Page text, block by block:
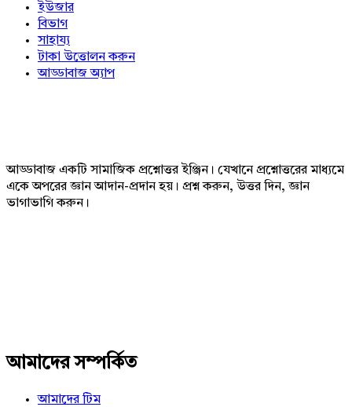
ইউজার
বিভাগ
সাহায্য
টাকা উত্তোলন করুন
আড্ডাবাজ অ্যাপ
আড্ডাবাজ একটি সামাজিক প্রশ্নোত্তর ইঞ্জিন। যেখানে প্রশ্নোত্তরের মাধ্যমে
একে অপরের জ্ঞান আদান-প্রদান হয়। প্রশ্ন করুন, উত্তর দিন, জ্ঞান
ভাগাভাগি করুন।
আমাদের সম্পর্কিত
আমাদের টিম